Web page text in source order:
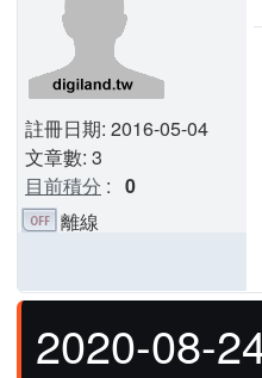
註冊日期: 2016-05-04
文章數: 3
目前積分 : 0
離線
2020-08-